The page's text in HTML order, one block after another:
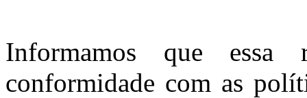
Informamos que essa
conformidade com as